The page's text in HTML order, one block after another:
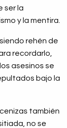
ser la
y la mentira.
rehén de
recordarlo,
asesinos se
bajo la
también
no se